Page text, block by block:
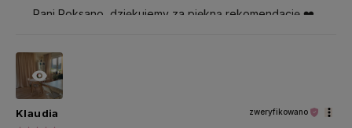
Pani Roksano, dziękujemy za piękną rekomendację ❤️
Klaudia zweryfikowano